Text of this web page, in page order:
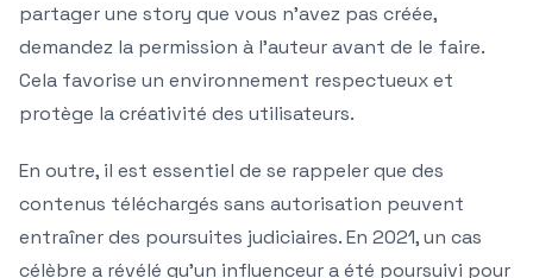
partager une story que vous n’avez pas créée,
demandez la permission à l’auteur avant de le faire.
Cela favorise un environnement respectueux et
protège la créativité des utilisateurs.
En outre, il est essentiel de se rappeler que des
contenus téléchargés sans autorisation peuvent
entraîner des poursuites judiciaires. En 2021, un cas
célèbre a révélé qu’un influenceur a été poursuivi pour